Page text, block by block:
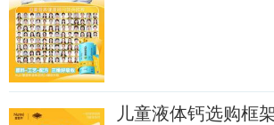
儿童液体钙选购框